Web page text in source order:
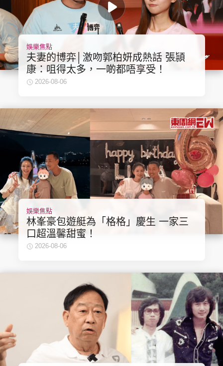
娛樂焦點
夫妻的博弈│激吻郭柏妍成熱話 張頴
康：咀得太多，一啲都唔享受！
2026-08-06
娛樂焦點
林峯豪包遊艇為「格格」慶生 一家三
口超溫馨甜蜜！
2026-08-06